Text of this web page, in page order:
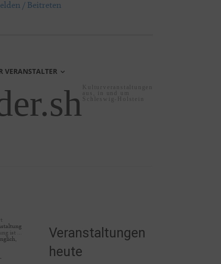
/ Beitreten
VERANSTALTER
Kulturveranstaltungen
aus, in und um
Schleswig-Holstein
ist …
Veranstaltungen
heute